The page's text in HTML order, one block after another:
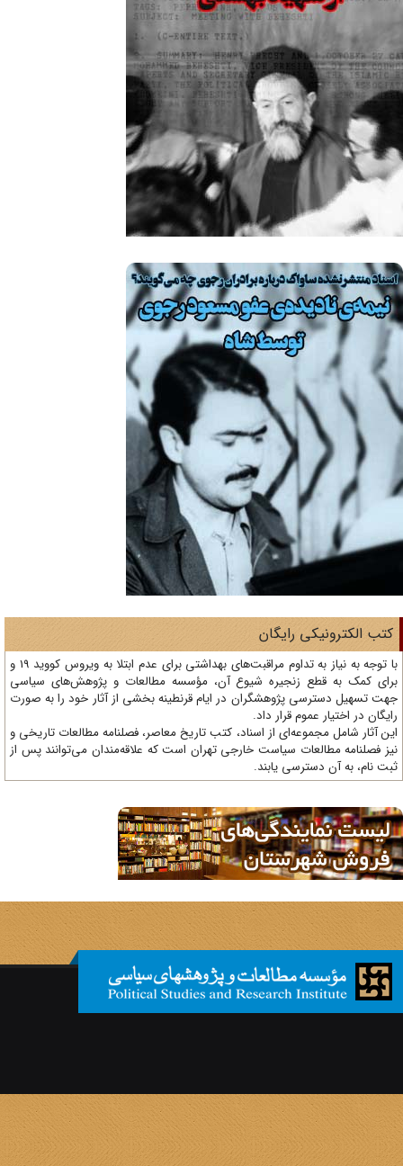
الکترونیکی رایگان
با توجه به نیاز به تداوم مراقبت‌های بهداشتی برای عدم ابتلا به ویروس کووید 19 و
کمک به قطع زنجیره شیوع آن، مؤسسه مطالعات و پژوهش‌های سیاسی
تسهیل دسترسی پژوهشگران در ایام قرنطینه بخشی از آثار خود را به صورت
در اختیار عموم قرار داد.
آثار شامل مجموعه‌ای از اسناد، کتب تاریخ معاصر، فصلنامه‌ مطالعات تاریخی و
فصلنامه مطالعات سیاست خارجی تهران است که علاقه‌مندان می‌توانند پس از
نام، به آن دسترسی یابند.